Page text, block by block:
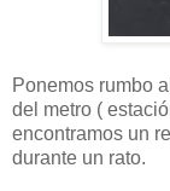
Ponemos rumbo
del metro (
encontramos un
durante un rato.